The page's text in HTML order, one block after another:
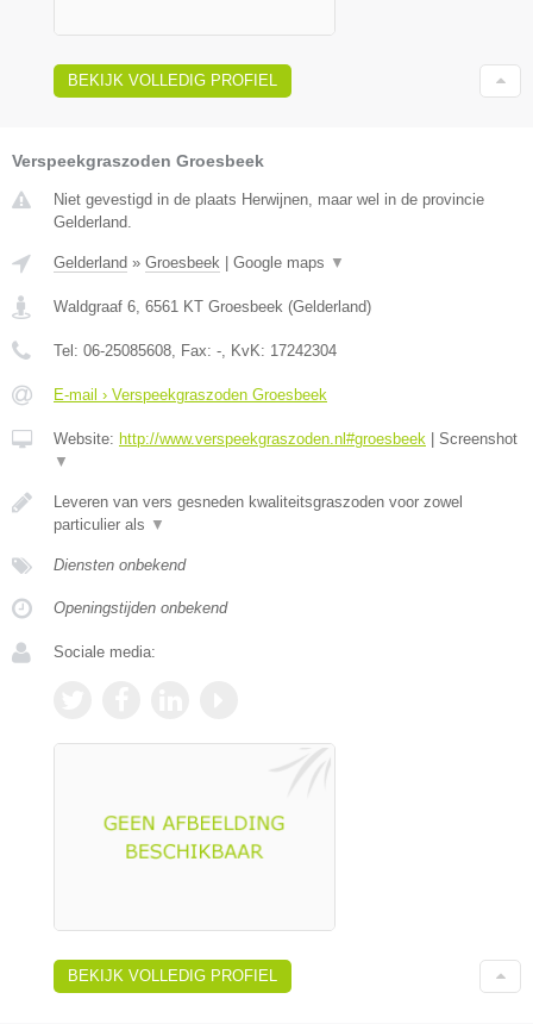
BEKIJK VOLLEDIG PROFIEL
Verspeekgraszoden Groesbeek
Niet gevestigd in de plaats Herwijnen, maar wel in de provincie
Gelderland.
Gelderland » Groesbeek | Google maps ▼
Waldgraaf 6 6561 KT Groesbeek (Gelderland)
Tel: 06-25085608 , Fax: - , KvK: 17242304
E-mail › Verspeekgraszoden Groesbeek
Website: http://www.verspeekgraszoden.nl#groesbeek | Screenshot
▼
Leveren van vers gesneden kwaliteitsgraszoden voor zowel
particulier als ▼
Diensten onbekend
Openingstijden onbekend
Sociale media:
BEKIJK VOLLEDIG PROFIEL